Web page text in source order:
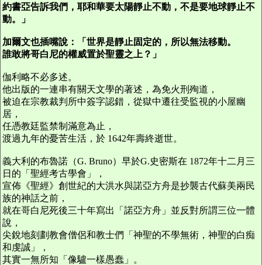
約書亞告訴我們，耶和華要太陽靜止不動，不是要地球靜止不
動。」
加爾文也插嘴說：「世界是靜止固定的，所以無法移動。
誰敢將哥白尼的權威置於聖靈之上？」
伽利略不必多述。
他出版的一連串有關天文學的著述，為免火刑殉道，
被迫在宗教裁判所中簽字認錯，從獄中遷往受監視的小屋幽
居，
任憑教廷監禁制滿意為止，
渡過九年的憂苦生活，於 1642年壽終逝世。
義大利的布魯諾（G. Bruno）早於G.史密斯在 1872年十二月三
日的「聖經考古學會」，
宣佈《聖經》創世紀的大洪水與諾亞方舟是抄襲古代蘇美兩民
族的神話之前，
就在哥白尼死後三十年寫出「諾亞方舟」並反對所謂三位一體
說，
尖銳地刻劃教會僧侶和教士們「神聖的不學無術，神聖的白痴
和虔誠」，
其實一無所知「像驢一樣愚蠢」。